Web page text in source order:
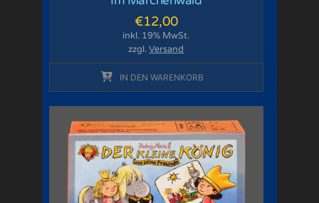
€12,00
inkl. 19% MwSt.
zzgl.Versand
IN DEN WARENKORB